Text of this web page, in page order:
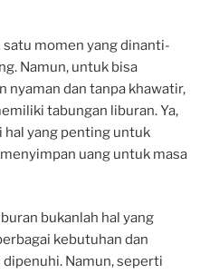
momen yang dinanti-
Namun, untuk bisa
nyaman dan tanpa khawatir,
tabungan liburan. Ya,
yang penting untuk
uang untuk masa
bukanlah hal yang
kebutuhan dan
Namun, seperti